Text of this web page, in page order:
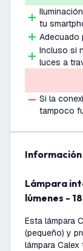
tu
Adecuado
Incluso si
luces a
Si la
tampoco
Lámpara inteligente Calex - E14 - 4,5W - 450
lúmenes -
Esta lámpara
(pequeño) y
lámpara